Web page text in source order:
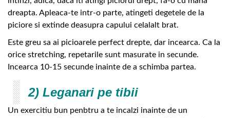
dreapta. Apleaca-te intr-o parte, atingeti degetele de la
piciore si extinde deasupra capului celalalt brat.
Este greu sa ai picioarele perfect drepte, dar incearca. Ca la
orice stretching, repetarile sunt masurate in secunde.
Incearca 10-15 secunde inainte de a schimba partea.
2) Leganari pe tibii
Un exercitiu bun penbtru a te incalzi inainte de un